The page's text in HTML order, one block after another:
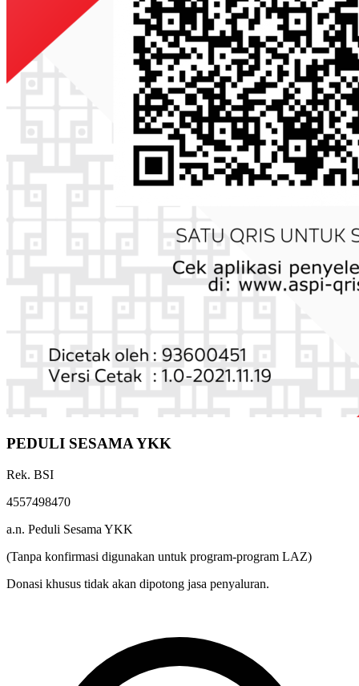
PEDULI SESAMA YKK
Rek. BSI
4557498470
a.n. Peduli Sesama YKK
(Tanpa konfirmasi digunakan untuk program-program LAZ)
Donasi khusus tidak akan dipotong jasa penyaluran.